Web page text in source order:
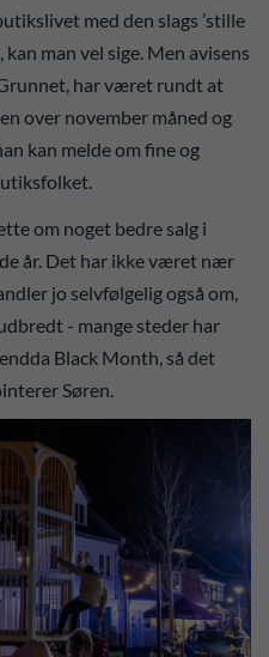
med den slags ’stille
man vel sige. Men avisens
har været rundt at
over november måned og
kan melde om fine og
om noget bedre salg i
år. Det har ikke været nær
jo selvfølgelig også om,
- mange steder har
Black Month, så det
Søren.